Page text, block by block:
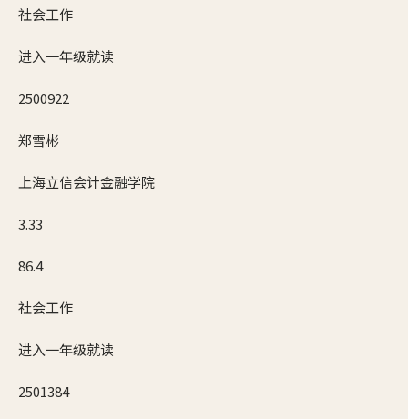
社会工作
进入一年级就读
2500922
郑雪彬
上海立信会计金融学院
3.33
86.4
社会工作
进入一年级就读
2501384